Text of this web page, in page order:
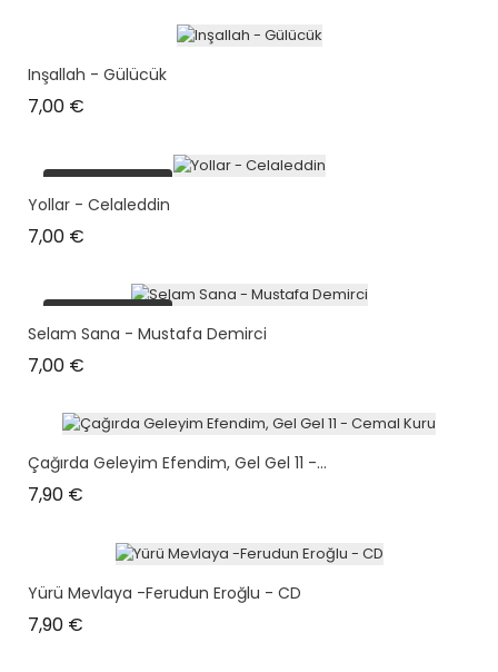
Inşallah - Gülücük
7,00 €
plus en stock
Yollar - Celaleddin
7,00 €
plus en stock
Selam Sana - Mustafa Demirci
7,00 €
Çağırda Geleyim Efendim, Gel Gel 11 -...
7,90 €
Yürü Mevlaya -Ferudun Eroğlu - CD
7,90 €